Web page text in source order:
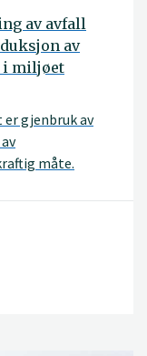
av avfall
av
i miljøet
er gjenbruk av
måte.
utråtning
av
av de
er